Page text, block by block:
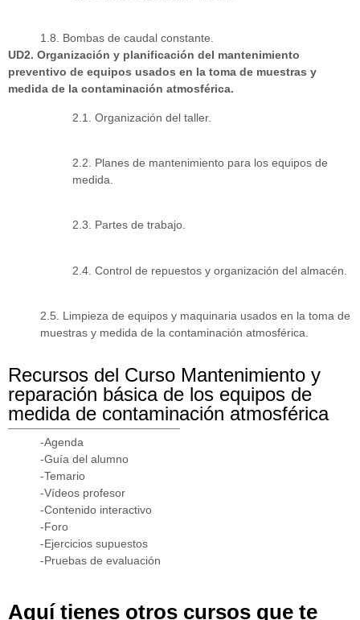
1.8. Bombas de caudal constante.
UD2. Organización y planificación del mantenimiento
preventivo de equipos usados en la toma de muestras y
medida de la contaminación atmosférica.
2.1. Organización del taller.
2.2. Planes de mantenimiento para los equipos de
medida.
2.3. Partes de trabajo.
2.4. Control de repuestos y organización del almacén.
2.5. Limpieza de equipos y maquinaria usados en la toma de
muestras y medida de la contaminación atmosférica.
Recursos del Curso Mantenimiento y
reparación básica de los equipos de
medida de contaminación atmosférica
-Agenda
-Guía del alumno
-Temario
-Vídeos profesor
-Contenido interactivo
-Foro
-Ejercicios supuestos
-Pruebas de evaluación
Aquí tienes otros cursos que te